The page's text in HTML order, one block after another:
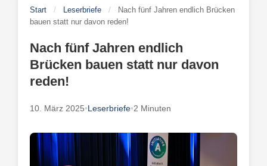
Start / Leserbriefe /
Nach fünf Jahren endlich Brücken
bauen statt nur davon reden!
Nach fünf Jahren endlich
Brücken bauen statt nur davon
reden!
10. März 2025•Leserbriefe•2 Minuten